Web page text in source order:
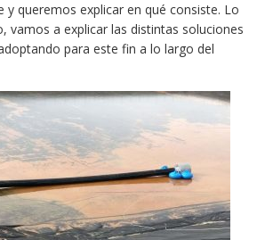
y queremos explicar en qué consiste. Lo
vamos a explicar las distintas soluciones
para este fin a lo largo del